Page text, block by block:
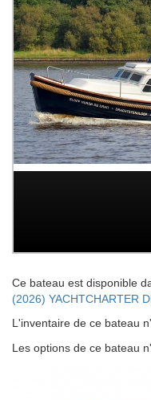
Ce bateau est disponible
(2026) YACHTCHARTER
L'inventaire de ce bateau
Les options de ce bateau